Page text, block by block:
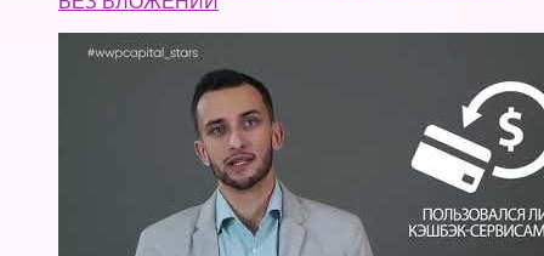
Что такое CashBack. Сколько можно заработать в